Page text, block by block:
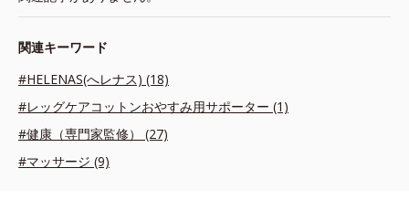
関連キーワード
#HELENAS(へレナス) (18)
#レッグケアコットンおやすみ用サポーター (1)
#健康（専門家監修） (27)
#マッサージ (9)